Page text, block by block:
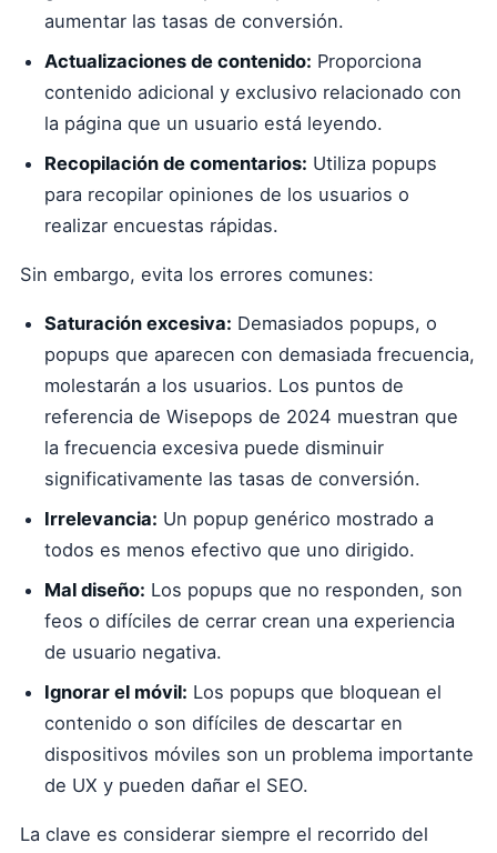
aumentar las tasas de conversión.
Actualizaciones de contenido: Proporciona
contenido adicional y exclusivo relacionado con
la página que un usuario está leyendo.
Recopilación de comentarios: Utiliza popups
para recopilar opiniones de los usuarios o
realizar encuestas rápidas.
Sin embargo, evita los errores comunes:
Saturación excesiva: Demasiados popups, o
popups que aparecen con demasiada frecuencia,
molestarán a los usuarios. Los puntos de
referencia de Wisepops de 2024 muestran que
la frecuencia excesiva puede disminuir
significativamente las tasas de conversión.
Irrelevancia: Un popup genérico mostrado a
todos es menos efectivo que uno dirigido.
Mal diseño: Los popups que no responden, son
feos o difíciles de cerrar crean una experiencia
de usuario negativa.
Ignorar el móvil: Los popups que bloquean el
contenido o son difíciles de descartar en
dispositivos móviles son un problema importante
de UX y pueden dañar el SEO.
La clave es considerar siempre el recorrido del